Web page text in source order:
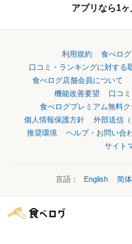
アプリなら1
利用規約 食べロ
口コミ・ランキングに対する
食べログ店舗会員について
機能改善要望
口コ
食べログプレミアム無料ク
個人情報保護方針
外部送信（
推奨環境
ヘルプ・お問い合
サイト
言語： English 简